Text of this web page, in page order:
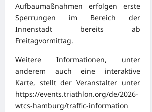
Aufbaumaßnahmen erfolgen erste
Sperrungen im Bereich der
Innenstadt bereits ab
Freitagvormittag.
Weitere Informationen, unter
anderem auch eine interaktive
Karte, stellt der Veranstalter unter
https://events.triathlon.org/de/2026-
wtcs-hamburg/traffic-information